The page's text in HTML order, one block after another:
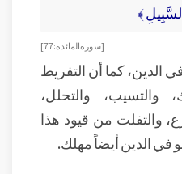
﴾
[ سورة المائدة: 77 ]
الدين، كما أن التفريط
والتسيب، والتحلل،
والتفلت من قيود هذا
في الدين أيضاً مهلك.